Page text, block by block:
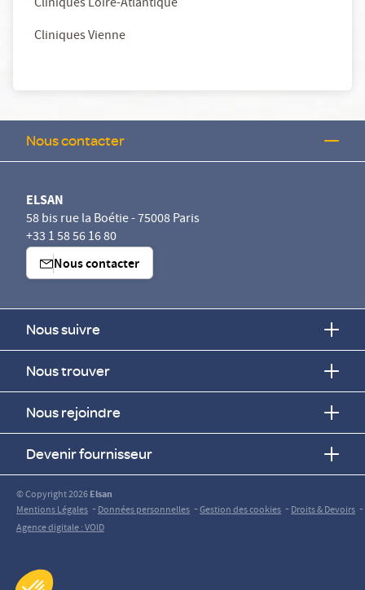
Cliniques Loire-Atlantique
Cliniques Vienne
Nous contacter
ELSAN
58 bis rue la Boétie - 75008 Paris
+33 1 58 56 16 80
Nous contacter
Nous suivre
Nous trouver
Nous rejoindre
Devenir fournisseur
© Copyright 2026Elsan
Mentions Légales -Données personnelles -Gestion des cookies -Droits & Devoirs -
Agence digitale : VOID